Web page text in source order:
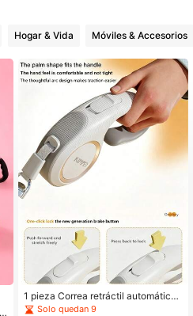
Hogar & Vida Móviles & Accesorios
1 pieza Correa retráctil automática
para perros, correa reflectante anti-
Solo quedan 9